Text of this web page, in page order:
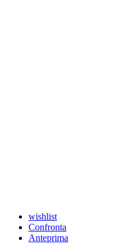
wishlist
Confronta
Anteprima